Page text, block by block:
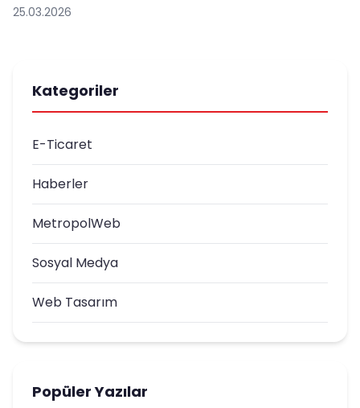
25.03.2026
Kategoriler
E-Ticaret
Haberler
MetropolWeb
Sosyal Medya
Web Tasarım
Popüler Yazılar